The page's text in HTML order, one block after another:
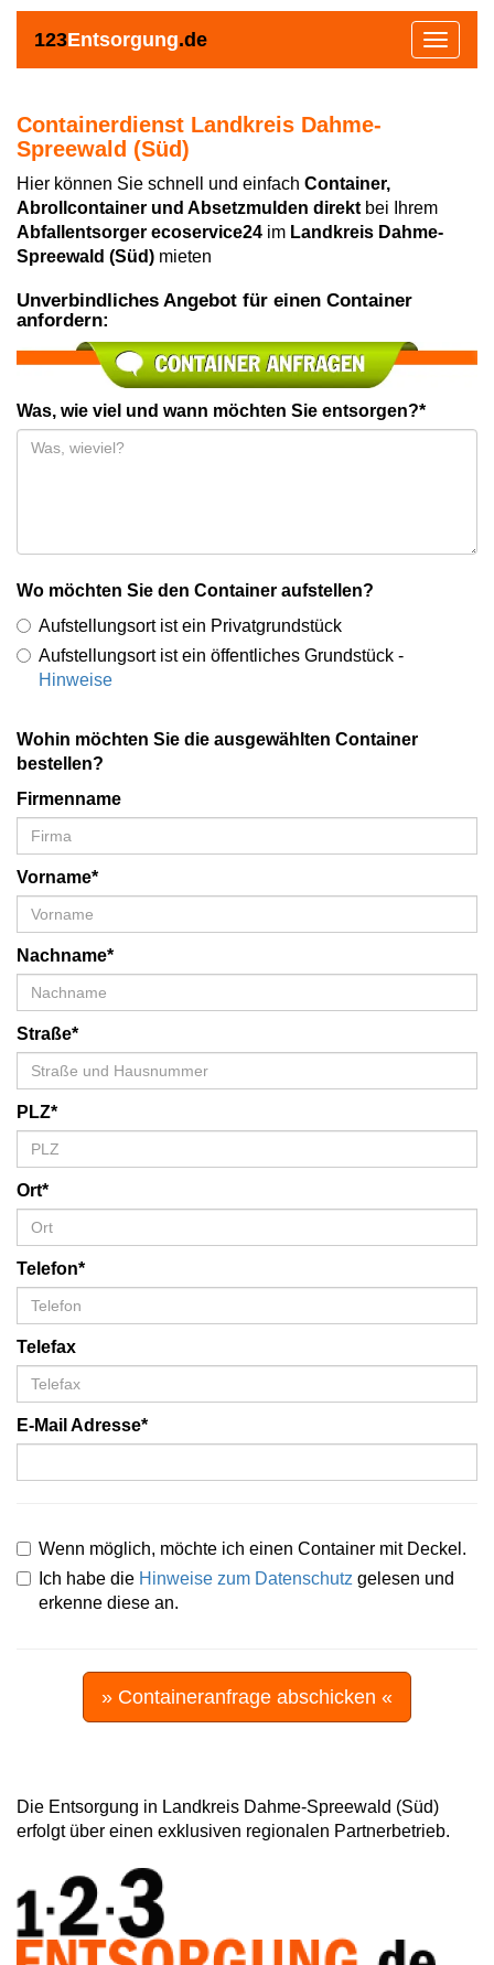
123Entsorgung.de
Toggle
Containerdienst Landkreis Dahme-
Spreewald (Süd)
Hier können Sie schnell und einfach Container,
Abrollcontainer und Absetzmulden direkt bei Ihrem
Abfallentsorger ecoservice24 im Landkreis Dahme-
Spreewald (Süd) mieten
Unverbindliches Angebot für einen Container
anfordern:
Was, wie viel und wann möchten Sie entsorgen?*
Wo möchten Sie den Container aufstellen?
Aufstellungsort ist ein Privatgrundstück
Aufstellungsort ist ein öffentliches Grundstück -
Hinweise
Wohin möchten Sie die ausgewählten Container
bestellen?
Firmenname
Vorname*
Nachname*
Straße*
PLZ*
Ort*
Telefon*
Telefax
E-Mail Adresse*
Wenn möglich, möchte ich einen Container mit Deckel.
Ich habe die Hinweise zum Datenschutz gelesen und
erkenne diese an.
» Containeranfrage abschicken «
Die Entsorgung in Landkreis Dahme-Spreewald (Süd)
erfolgt über einen exklusiven regionalen Partnerbetrieb.